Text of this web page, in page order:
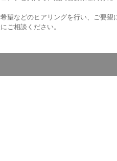
望などのヒアリングを行い、ご要望
ご相談ください。